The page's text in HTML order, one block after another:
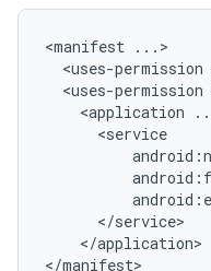
<manifest
<uses-permission
<uses-permission
<application
</application>